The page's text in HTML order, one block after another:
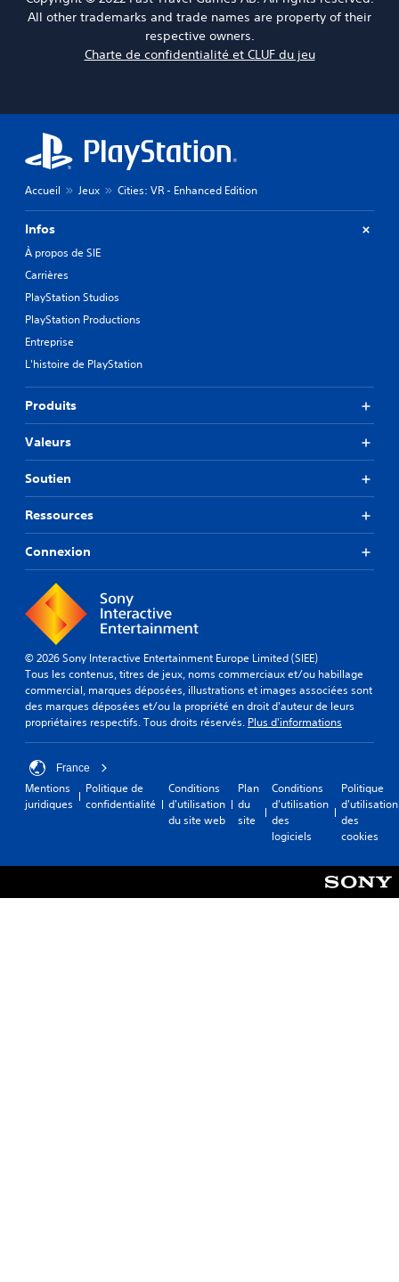
All other trademarks and trade names are property of their
respective owners.
Charte de confidentialité et CLUF du jeu
Accueil Jeux Cities: VR - Enhanced Edition
Infos
À propos de SIE
Carrières
PlayStation Studios
PlayStation Productions
Entreprise
L'histoire de PlayStation
Produits
Valeurs
Soutien
Ressources
Connexion
© 2026 Sony Interactive Entertainment Europe Limited (SIEE)
Tous les contenus, titres de jeux, noms commerciaux et/ou habillage
commercial, marques déposées, illustrations et images associées sont
des marques déposées et/ou la propriété en droit d'auteur de leurs
propriétaires respectifs. Tous droits réservés. Plus d'informations
France
Mentions
juridiques
Politique de
confidentialité
Conditions
d'utilisation
du site web
Plan
du
site
Conditions
d'utilisation
des
logiciels
Politique
d'utilisation
des
cookies